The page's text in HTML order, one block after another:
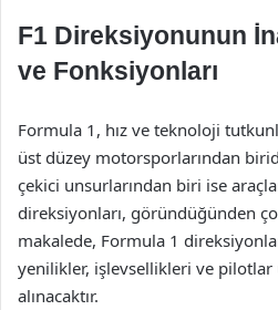
F1 Direksiyonunun
ve Fonksiyonları
Formula 1, hız ve teknoloji
üst düzey motorsporlarından
çekici unsurlarından biri ise
direksiyonları, göründüğünden
makalede, Formula 1
yenilikler, işlevsellikleri ve
alınacaktır.